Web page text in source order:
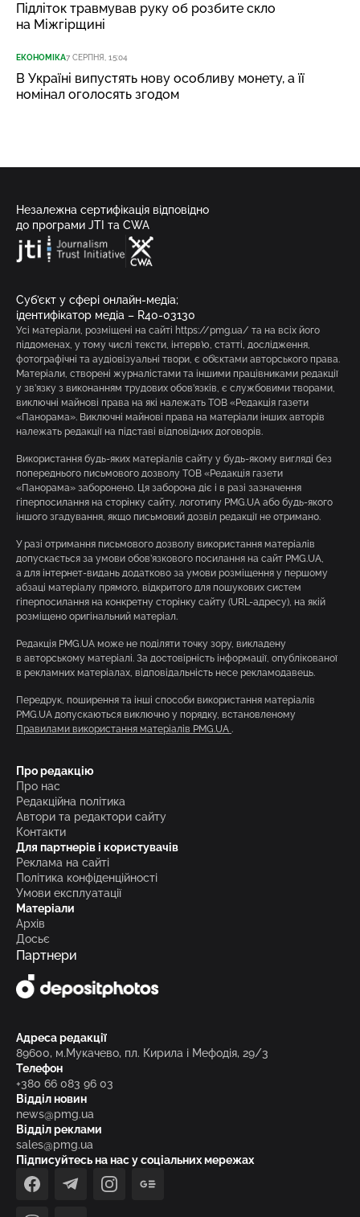
Підліток травмував руку об розбите скло
на Міжгірщині
ЕКОНОМІКА7 СЕРПНЯ, 15:04
В Україні випустять нову особливу монету, а її
номінал оголосять згодом
Незалежна сертифікація відповідно
до програми JTI та CWA
Суб’єкт у сфері онлайн-медіа;
ідентифікатор медіа – R40-03130
Усі матеріали, розміщені на сайті https://pmg.ua/ та на всіх його
піддоменах, у тому числі тексти, інтерв’ю, статті, дослідження,
фотографічні та аудіовізуальні твори, є об’єктами авторського права.
Матеріали, створені журналістами та іншими працівниками редакції
у зв’язку з виконанням трудових обов’язків, є службовими творами,
виключні майнові права на які належать ТОВ «Редакція газети
«Панорама». Виключні майнові права на матеріали інших авторів
належать редакції на підставі відповідних договорів.
Використання будь-яких матеріалів сайту у будь-якому вигляді без
попереднього письмового дозволу ТОВ «Редакція газети
«Панорама» заборонено. Ця заборона діє і в разі зазначення
гіперпосилання на сторінку сайту, логотипу PMG.UA або будь-якого
іншого згадування, якщо письмовий дозвіл редакції не отримано.
У разі отримання письмового дозволу використання матеріалів
допускається за умови обов’язкового посилання на сайт PMG.UA,
а для інтернет-видань додатково за умови розміщення у першому
абзаці матеріалу прямого, відкритого для пошукових систем
гіперпосилання на конкретну сторінку сайту (URL-адресу), на якій
розміщено оригінальний матеріал.
Редакція PMG.UA може не поділяти точку зору, викладену
в авторському матеріалі. За достовірність інформації, опублікованої
в рекламних матеріалах, відповідальність несе рекламодавець.
Передрук, поширення та інші способи використання матеріалів
PMG.UA допускаються виключно у порядку, встановленому
Правилами використання матеріалів PMG.UA .
Про редакцію
Про нас
Редакційна політика
Автори та редактори сайту
Контакти
Для партнерів і користувачів
Реклама на сайті
Політика конфіденційності
Умови експлуатації
Матеріали
Архів
Досьє
Партнери
Адреса редакції
89600, м.Мукачево, пл. Кирила і Мефодія, 29/3
Телефон
+380 66 083 96 03
Відділ новин
news@pmg.ua
Відділ реклами
sales@pmg.ua
Підписуйтесь на нас у соціальних мережах
facebooktelegraminstagramgoogle_news